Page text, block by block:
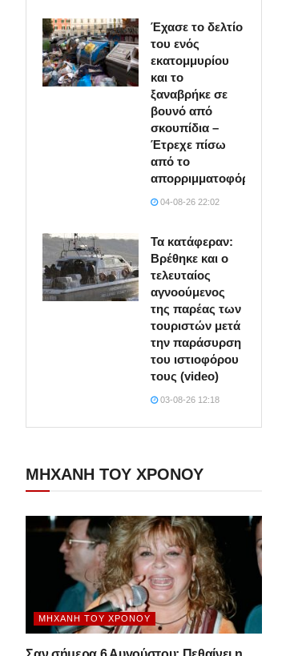
Έχασε το δελτίο
του ενός
εκατομμυρίου
και το
ξαναβρήκε σε
βουνό από
σκουπίδια –
Έτρεχε πίσω
από το
απορριμματοφόρο
04-08-26 22:02
Τα κατάφεραν:
Βρέθηκε και ο
τελευταίος
αγνοούμενος
της παρέας των
τουριστών μετά
την παράσυρση
του ιστιοφόρου
τους (video)
03-08-26 12:18
ΜΗΧΑΝΗ ΤΟΥ ΧΡΟΝΟΥ
ΜΗΧΑΝΉ ΤΟΥ ΧΡΌΝΟΥ